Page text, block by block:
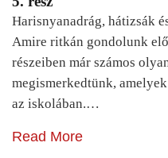
Harisnyanadrág, hátizsák
Amire ritkán gondolunk
részeiben már számos
megismerkedtünk,
az iskolában.…
Read More